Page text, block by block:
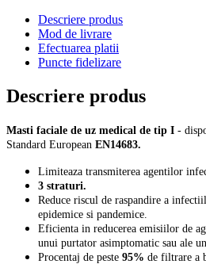
Descriere produs
Mod de livrare
Efectuarea platii
Puncte fidelizare
Descriere produs
Masti faciale de uz medical de tip I -
Standard European EN14683.
Limiteaza transmiterea agentilor
3 straturi.
Reduce riscul de raspandire a
epidemice si pandemice.
Eficienta in reducerea emisiilor de
unui purtator asimptomatic sau ale
Procentaj de peste 95% de filtrare a